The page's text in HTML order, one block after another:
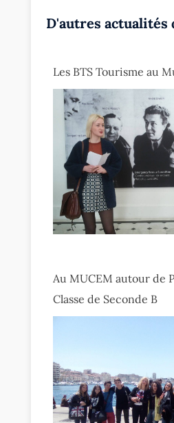
D'autres actualités
Les BTS Tourisme au
Au MUCEM autour de
Classe de Seconde B